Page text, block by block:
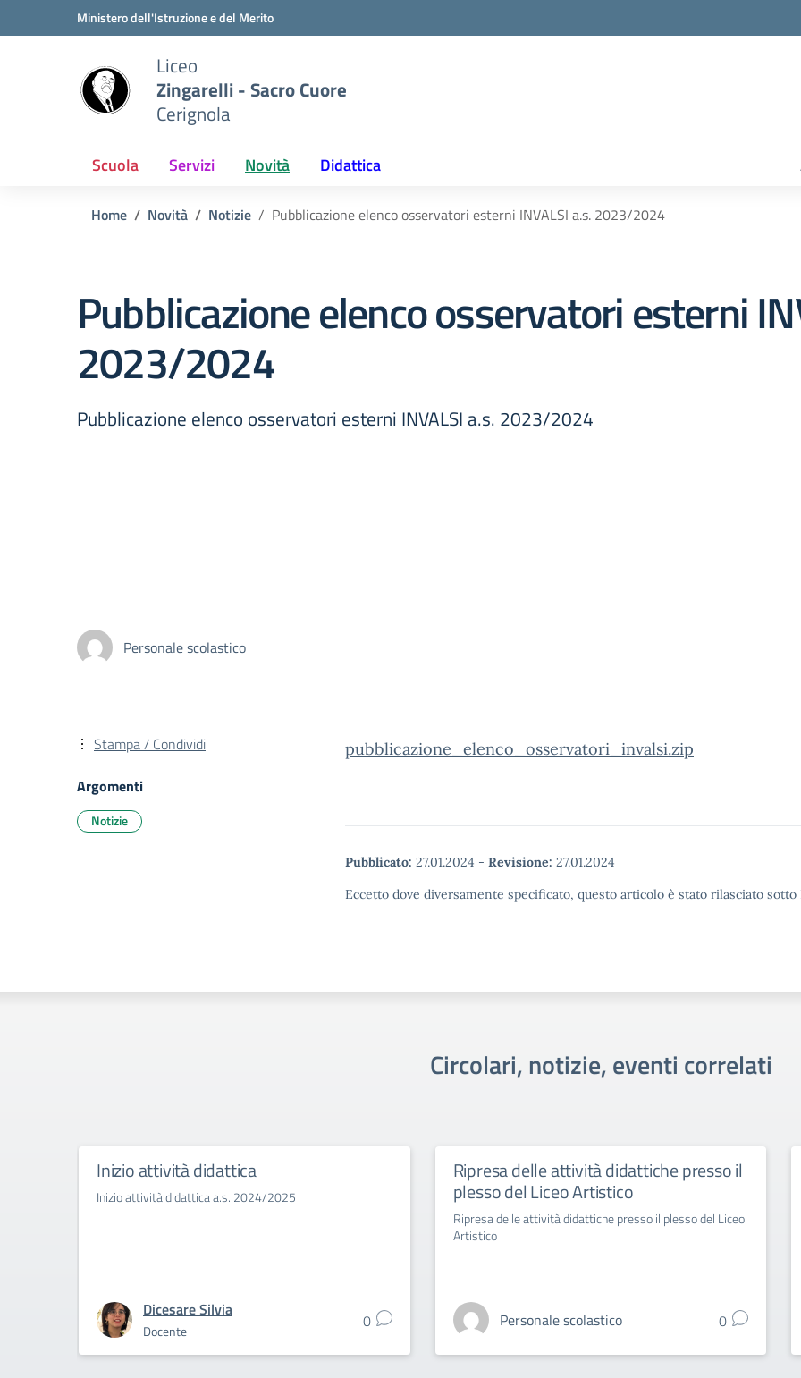
Vai ai contenuti
Vai al menu di navigazioneMinistero dell'Istruzione e del Merito
Liceo
Zingarelli - Sacro Cuore
Cerignola
Scuola Servizi Novità Didattica
Home Novità Notizie Pubblicazione elenco osservatori esterni INVALSI a.s. 2023/2024
Pubblicazione elenco osservatori esterni
2023/2024
Pubblicazione elenco osservatori esterni INVALSI a.s. 2023/2024
Personale scolastico
pubblicazione_elenco_osservatori_invalsi.zip
Pubblicato: 27.01.2024 - Revisione: 27.01.2024
Eccetto dove diversamente specificato, questo articolo è stato rilasciato
Stampa / Condividi
Argomenti
Notizie
Circolari, notizie, eventi correlati
Inizio attività didattica
Inizio attività didattica a.s. 2024/2025
Dicesare Silvia
Docente 0
Ripresa delle attività didattiche presso il
plesso del Liceo Artistico
Ripresa delle attività didattiche presso il plesso del Liceo
Artistico
Personale scolastico 0